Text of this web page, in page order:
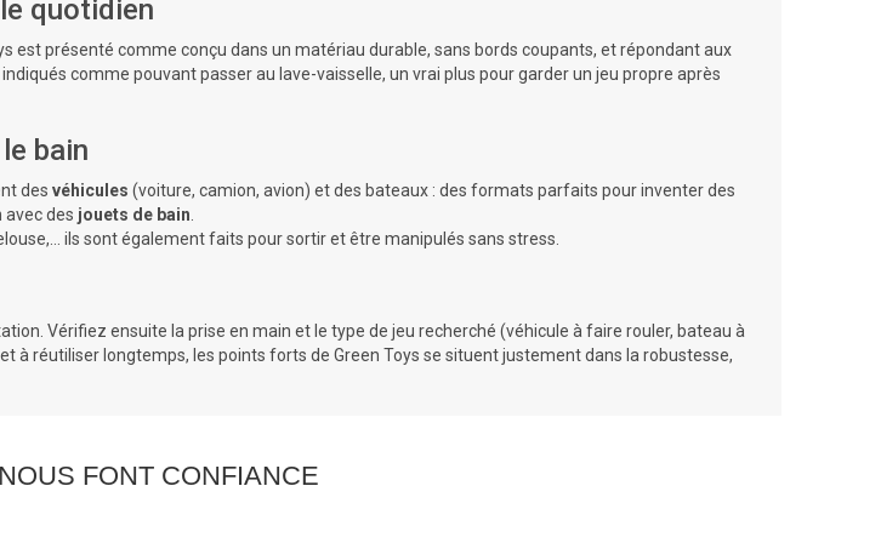
quotidien
est présenté comme conçu dans un matériau durable, sans bords coupants, et répondant aux
comme pouvant passer au lave-vaisselle, un vrai plus pour garder un jeu propre après
bain
des véhicules (voiture, camion, avion) et des bateaux : des formats parfaits pour inventer des
avec des jouets de bain
ils sont également faits pour sortir et être manipulés sans stress.
Vérifiez ensuite la prise en main et le type de jeu recherché (véhicule à faire rouler, bateau à
réutiliser longtemps, les points forts de Green Toys se situent justement dans la robustesse,
FONT CONFIANCE